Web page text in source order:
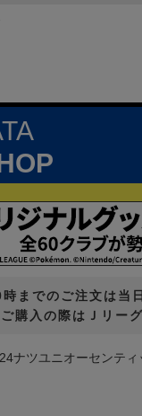
までのご注文は当
ご購入の際はＪリー
ナツユニオーセンティ